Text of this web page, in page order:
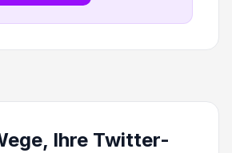
Ihre Twitter-